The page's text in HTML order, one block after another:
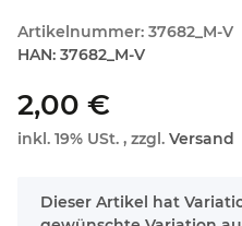
Artikelnummer: 37682_M-V
HAN: 37682_M-V
2,00 €
inkl. 19% USt. , zzgl. Versand
x
Dieser Artikel hat